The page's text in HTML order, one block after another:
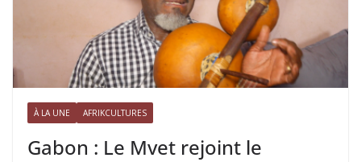
À LA UNE AFRIKCULTURES
Gabon : Le Mvet rejoint le